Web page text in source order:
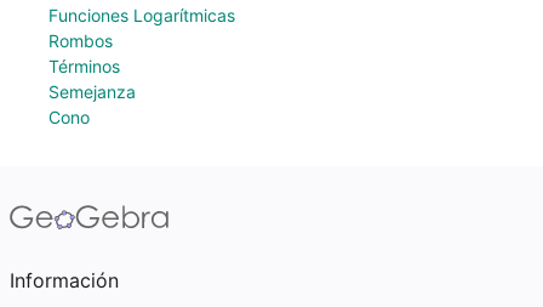
Funciones Logarítmicas
Rombos
Términos
Semejanza
Cono
Información